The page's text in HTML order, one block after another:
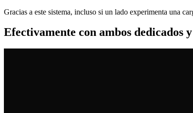
Gracias a este sistema, incluso si un lado experimenta una
Efectivamente con ambos dedicados